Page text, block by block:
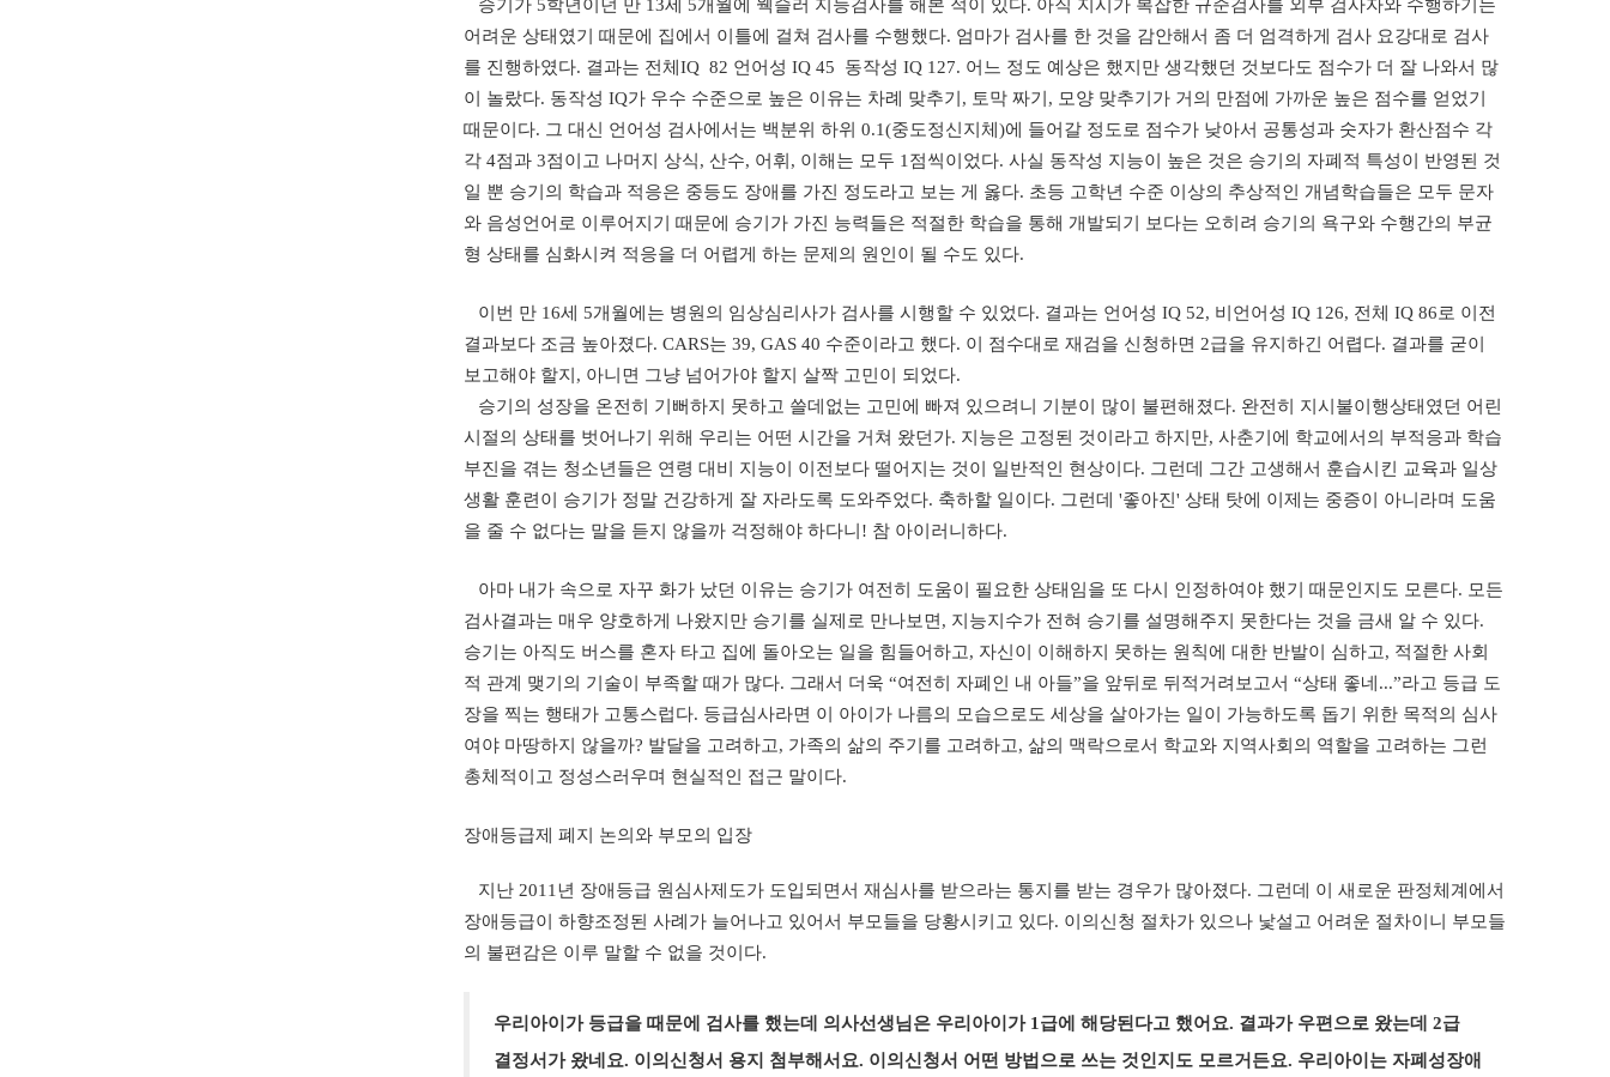
승기가 5학년이던 만 13세 5개월에 웩슬러 지능검사를 해본 적이 있다. 아직 지시가 복잡한 규준검사를 외부 검사자와 수행하기는
어려운 상태였기 때문에 집에서 이틀에 걸쳐 검사를 수행했다. 엄마가 검사를 한 것을 감안해서 좀 더 엄격하게 검사 요강대로 검사
를 진행하였다. 결과는 전체IQ 82 언어성 IQ 45 동작성 IQ 127. 어느 정도 예상은 했지만 생각했던 것보다도 점수가 더 잘 나와서 많
이 놀랐다. 동작성 IQ가 우수 수준으로 높은 이유는 차례 맞추기, 토막 짜기, 모양 맞추기가 거의 만점에 가까운 높은 점수를 얻었기
때문이다. 그 대신 언어성 검사에서는 백분위 하위 0.1(중도정신지체)에 들어갈 정도로 점수가 낮아서 공통성과 숫자가 환산점수 각
각 4점과 3점이고 나머지 상식, 산수, 어휘, 이해는 모두 1점씩이었다. 사실 동작성 지능이 높은 것은 승기의 자폐적 특성이 반영된 것
일 뿐 승기의 학습과 적응은 중등도 장애를 가진 정도라고 보는 게 옳다. 초등 고학년 수준 이상의 추상적인 개념학습들은 모두 문자
와 음성언어로 이루어지기 때문에 승기가 가진 능력들은 적절한 학습을 통해 개발되기 보다는 오히려 승기의 욕구와 수행간의 부균
형 상태를 심화시켜 적응을 더 어렵게 하는 문제의 원인이 될 수도 있다.
이번 만 16세 5개월에는 병원의 임상심리사가 검사를 시행할 수 있었다. 결과는 언어성 IQ 52, 비언어성 IQ 126, 전체 IQ 86로 이전
결과보다 조금 높아졌다. CARS는 39, GAS 40 수준이라고 했다. 이 점수대로 재검을 신청하면 2급을 유지하긴 어렵다. 결과를 굳이
보고해야 할지, 아니면 그냥 넘어가야 할지 살짝 고민이 되었다.
승기의 성장을 온전히 기뻐하지 못하고 쓸데없는 고민에 빠져 있으려니 기분이 많이 불편해졌다. 완전히 지시불이행상태였던 어린
시절의 상태를 벗어나기 위해 우리는 어떤 시간을 거쳐 왔던가. 지능은 고정된 것이라고 하지만, 사춘기에 학교에서의 부적응과 학습
부진을 겪는 청소년들은 연령 대비 지능이 이전보다 떨어지는 것이 일반적인 현상이다. 그런데 그간 고생해서 훈습시킨 교육과 일상
생활 훈련이 승기가 정말 건강하게 잘 자라도록 도와주었다. 축하할 일이다. 그런데 '좋아진' 상태 탓에 이제는 중증이 아니라며 도움
을 줄 수 없다는 말을 듣지 않을까 걱정해야 하다니! 참 아이러니하다.
아마 내가 속으로 자꾸 화가 났던 이유는 승기가 여전히 도움이 필요한 상태임을 또 다시 인정하여야 했기 때문인지도 모른다. 모든
검사결과는 매우 양호하게 나왔지만 승기를 실제로 만나보면, 지능지수가 전혀 승기를 설명해주지 못한다는 것을 금새 알 수 있다.
승기는 아직도 버스를 혼자 타고 집에 돌아오는 일을 힘들어하고, 자신이 이해하지 못하는 원칙에 대한 반발이 심하고, 적절한 사회
적 관계 맺기의 기술이 부족할 때가 많다. 그래서 더욱 “여전히 자폐인 내 아들”을 앞뒤로 뒤적거려보고서 “상태 좋네...”라고 등급 도
장을 찍는 행태가 고통스럽다. 등급심사라면 이 아이가 나름의 모습으로도 세상을 살아가는 일이 가능하도록 돕기 위한 목적의 심사
여야 마땅하지 않을까? 발달을 고려하고, 가족의 삶의 주기를 고려하고, 삶의 맥락으로서 학교와 지역사회의 역할을 고려하는 그런
총체적이고 정성스러우며 현실적인 접근 말이다.
장애등급제 폐지 논의와 부모의 입장
지난 2011년 장애등급 원심사제도가 도입되면서 재심사를 받으라는 통지를 받는 경우가 많아졌다. 그런데 이 새로운 판정체계에서
장애등급이 하향조정된 사례가 늘어나고 있어서 부모들을 당황시키고 있다. 이의신청 절차가 있으나 낯설고 어려운 절차이니 부모들
의 불편감은 이루 말할 수 없을 것이다.
우리아이가 등급을 때문에 검사를 했는데 의사선생님은 우리아이가 1급에 해당된다고 했어요. 결과가 우편으로 왔는데 2급
결정서가 왔네요. 이의신청서 용지 첨부해서요. 이의신청서 어떤 방법으로 쓰는 것인지도 모르거든요. 우리아이는 자폐성장애